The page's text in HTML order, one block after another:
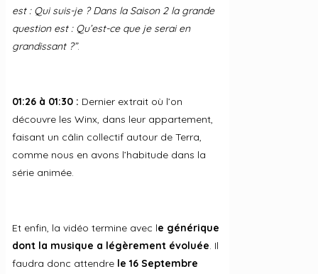
est : Qui suis-je ? Dans la Saison 2 la grande
question est : Qu’est-ce que je serai en
grandissant ?”.
01:26 à 01:30 : Dernier extrait où l’on
découvre les Winx, dans leur appartement,
faisant un câlin collectif autour de Terra,
comme nous en avons l’habitude dans la
série animée.
Et enfin, la vidéo termine avec le générique
dont la musique a légèrement évoluée. Il
faudra donc attendre le 16 Septembre